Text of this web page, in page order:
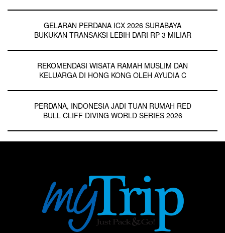
GELARAN PERDANA ICX 2026 SURABAYA
BUKUKAN TRANSAKSI LEBIH DARI RP 3 MILIAR
REKOMENDASI WISATA RAMAH MUSLIM DAN
KELUARGA DI HONG KONG OLEH AYUDIA C
PERDANA, INDONESIA JADI TUAN RUMAH RED
BULL CLIFF DIVING WORLD SERIES 2026